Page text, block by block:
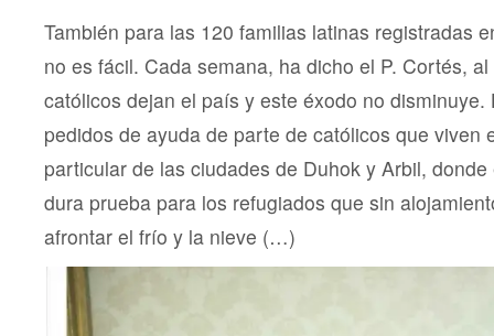
También para las 120 familias latinas registradas
no es fácil. Cada semana, ha dicho el P. Cortés,
católicos dejan el país y este éxodo no disminuye.
pedidos de ayuda de parte de católicos que viven
particular de las ciudades de Duhok y Arbil,
dura prueba para los refugiados que sin
afrontar el frío y la nieve (…)